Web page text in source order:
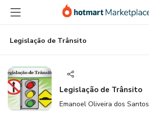
para
conteúdo
principal
para
pagamento
para
rodapé
Legislação de Trânsito
Legislação de Trânsito
Emanoel Oliveira dos Santos